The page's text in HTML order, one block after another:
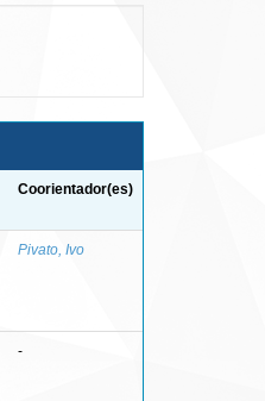
Coorientador(es)
Pivato, Ivo
-